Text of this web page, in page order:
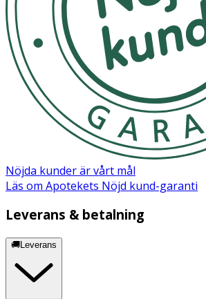
Sucrose cocoate, Methylparaben,
Sodium hyaluronate, Ethylparaben,
protein, Propylene glycol, Ascorbyl
gum, Tetrasodium EDTA, Potassium
Propanediol, Pentylene glycol, Decyl
benzoate, Morus alba leaf extract,
root extract, Ethylhexylglycerin,
94, Palmitoyl tetrapeptide-95.
Nöjda kunder är vårt mål
Läs om Apotekets Nöjd kund-garanti
Leverans & betalning
🚚Leverans